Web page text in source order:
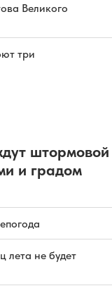
Великого
три
штормовой
и градом
лета не будет